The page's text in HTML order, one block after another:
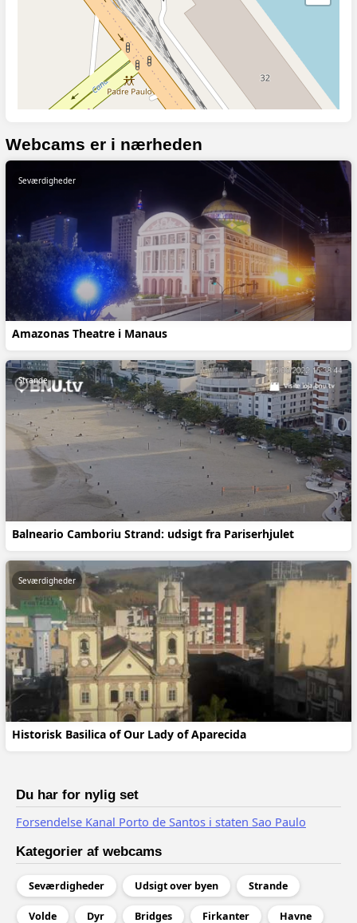
Webcams er i nærheden
Amazonas Theatre i Manaus
Seværdigheder
Balneario Camboriu Strand: udsigt fra Pariserhjulet
Strande
Historisk Basilica of Our Lady of Aparecida
Seværdigheder
Du har for nylig set
Forsendelse Kanal Porto de Santos i staten Sao Paulo
Kategorier af webcams
Seværdigheder Udsigt over byen Strande
Volde Dyr Bridges Firkanter Havne